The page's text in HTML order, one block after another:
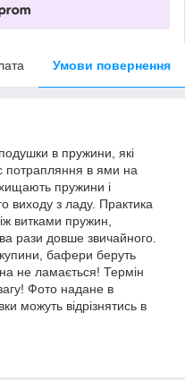
Умови повернення
в пружини, які
потрапляння в ями на
пружини і
виходу з ладу. Практика
витками пружин,
рази довше звичайного.
бафери беруть
не ламається! Термін
Фото надане в
можуть відрізнятись в